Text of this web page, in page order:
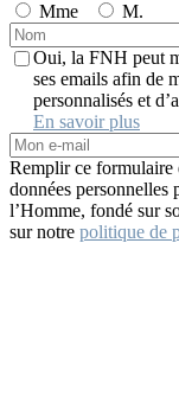
Mme
M.
Oui, la FNH peut
ses emails afin de
personnalisés et
En savoir plus
Remplir ce formulaire
données
l’Homme, fondé sur
sur notre politique de